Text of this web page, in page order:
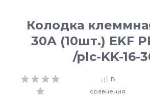
Колодка
30А (10шт.) EKF
/plc-KK-16-
В
сравнения